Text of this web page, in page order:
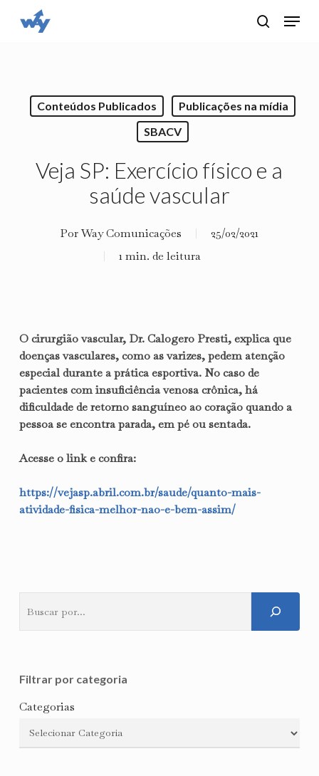
search
Menu
Conteúdos Publicados
Publicações na mídia
SBACV
Veja SP: Exercício físico e a
saúde vascular
Por Way Comunicações
25/02/2021
1 min. de leitura
O cirurgião vascular, Dr. Calogero Presti, explica que
doenças vasculares, como as varizes, pedem atenção
especial durante a prática esportiva. No caso de
pacientes com insuficiência venosa crônica, há
dificuldade de retorno sanguíneo ao coração quando a
pessoa se encontra parada, em pé ou sentada.
Acesse o link e confira:
https://vejasp.abril.com.br/saude/quanto-mais-
atividade-fisica-melhor-nao-e-bem-assim/
Filtrar por categoria
Categorias